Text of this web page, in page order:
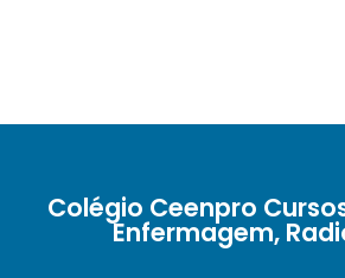
Colégio Ceenpro
Enfermagem,